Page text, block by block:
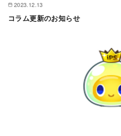
2023.12.13
コラム更新のお知らせ